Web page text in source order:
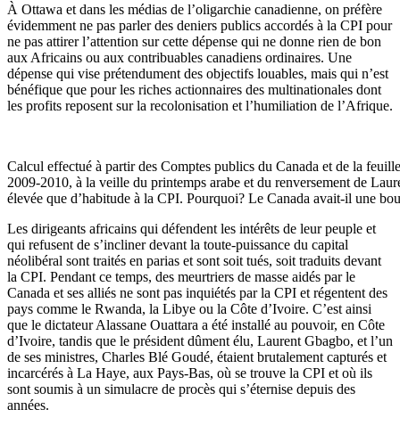
À Ottawa et dans les médias de l’oligarchie canadienne, on préfère
évidemment ne pas parler des deniers publics accordés à la CPI pour
ne pas attirer l’attention sur cette dépense qui ne donne rien de bon
aux Africains ou aux contribuables canadiens ordinaires. Une
dépense qui vise prétendument des objectifs louables, mais qui n’est
bénéfique que pour les riches actionnaires des multinationales dont
les profits reposent sur la recolonisation et l’humiliation de l’Afrique.
Calcul effectué à partir des Comptes publics du Canada et de la
2009-2010, à la veille du printemps arabe et du renversement de
élevée que d’habitude à la CPI. Pourquoi? Le Canada avait-il une
Les dirigeants africains qui défendent les intérêts de leur peuple et
qui refusent de s’incliner devant la toute-puissance du capital
néolibéral sont traités en parias et sont soit tués, soit traduits devant
la CPI. Pendant ce temps, des meurtriers de masse aidés par le
Canada et ses alliés ne sont pas inquiétés par la CPI et régentent des
pays comme le Rwanda, la Libye ou la Côte d’Ivoire. C’est ainsi
que le dictateur Alassane Ouattara a été installé au pouvoir, en Côte
d’Ivoire, tandis que le président dûment élu, Laurent Gbagbo, et l’un
de ses ministres, Charles Blé Goudé, étaient brutalement capturés et
incarcérés à La Haye, aux Pays-Bas, où se trouve la CPI et où ils
sont soumis à un simulacre de procès qui s’éternise depuis des
années.